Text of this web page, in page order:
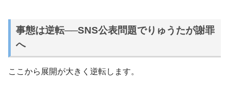
事態は逆転──SNS公表問題でりゅうたが謝罪
へ
ここから展開が大きく逆転します。